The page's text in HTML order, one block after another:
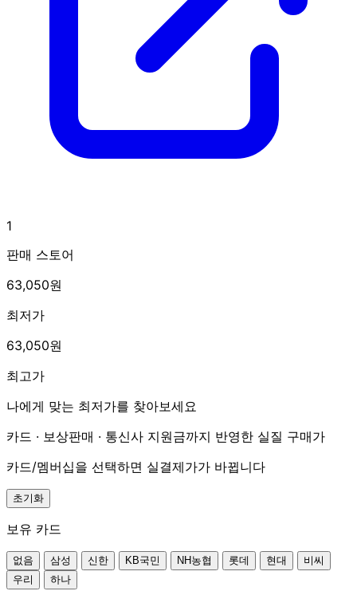
1
판매 스토어
63,050원
최저가
63,050원
최고가
나에게 맞는 최저가를 찾아보세요
카드 · 보상판매 · 통신사 지원금까지 반영한 실질 구매가
카드/멤버십을 선택하면 실결제가가 바뀝니다
초기화
보유 카드
없음 삼성 신한 KB국민 NH농협 롯데 현대
비씨
우리
하나